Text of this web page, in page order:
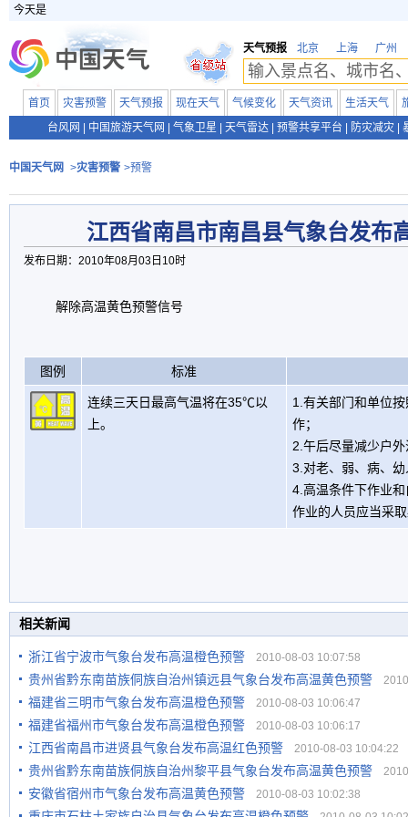
今天是
天气预报 北京 上海 广州
首页 灾害预警 天气预报 现在天气 气候变化 天气资讯 生活天气
台风网
中国旅游天气网 气象卫星 天气雷达 预警共享平台 防灾减灾
中国天气网 >灾害预警 >预警
江西省南昌市南昌县气象台发布
发布日期：2010年08月03日10时
解除高温黄色预警信号
图例 标准
连续三天日最高气温将在35℃以
上。
1.有关部门和单位
作；
2.午后尽量减少户
3.对老、弱、病、
4.高温条件下作业
作业的人员应当采
相关新闻
浙江省宁波市气象台发布高温橙色预警 2010-08-03 10:07:58
贵州省黔东南苗族侗族自治州镇远县气象台发布高温黄色预警
福建省三明市气象台发布高温橙色预警 2010-08-03 10:06:47
福建省福州市气象台发布高温橙色预警 2010-08-03 10:06:17
江西省南昌市进贤县气象台发布高温红色预警 2010-08-03 10:04:22
贵州省黔东南苗族侗族自治州黎平县气象台发布高温黄色预警
安徽省宿州市气象台发布高温黄色预警 2010-08-03 10:02:38